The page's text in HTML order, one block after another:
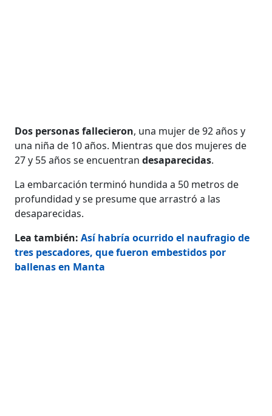
Dos personas fallecieron, una mujer de 92 años y
una niña de 10 años. Mientras que dos mujeres de
27 y 55 años se encuentrandesaparecidas.
La embarcación terminó hundida a 50 metros de
profundidad y se presume que arrastró a las
desaparecidas.
Lea también:Así habría ocurrido el naufragio de
tres pescadores, que fueron embestidos por
ballenas en Manta